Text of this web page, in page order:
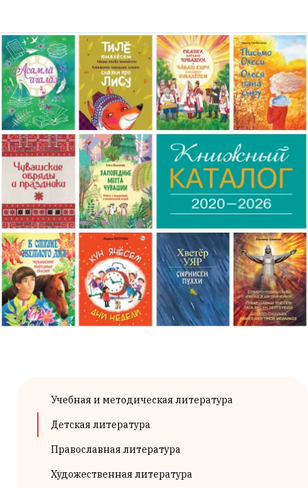
Учебная и методическая литература
Детская литература
Православная литература
Художественная литература